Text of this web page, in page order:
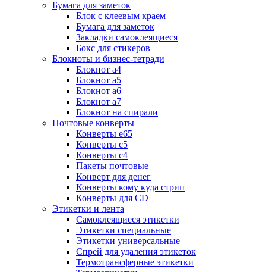
Бумага для заметок
Блок с клеевым краем
Бумага для заметок
Закладки самоклеящиеся
Бокс для стикеров
Блокноты и бизнес-тетради
Блокнот а4
Блокнот а5
Блокнот а6
Блокнот а7
Блокнот на спирали
Почтовые конверты
Конверты е65
Конверты с5
Конверты с4
Пакеты почтовые
Конверт для денег
Конверты кому куда стрип
Конверты для CD
Этикетки и лента
Самоклеящиеся этикетки
Этикетки специальные
Этикетки универсальные
Спрей для удаления этикеток
Термотрансферные этикетки